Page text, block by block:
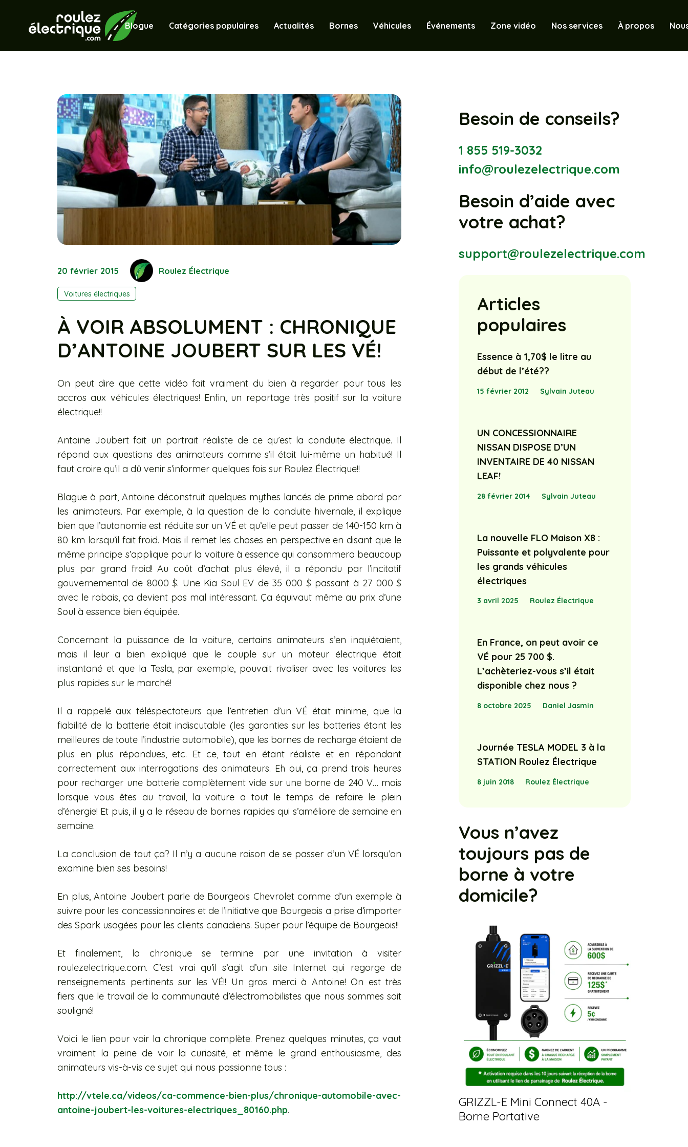
Blogue Catégories populaires Actualités Bornes Véhicules Événements Zone vidéo Nos services À propos
20 février 2015 Roulez Électrique
Voitures électriques
À VOIR ABSOLUMENT : CHRONIQUE
D’ANTOINE JOUBERT SUR LES VÉ!
On peut dire que cette vidéo fait vraiment du bien à regarder pour tous les
accros aux véhicules électriques! Enfin, un reportage très positif sur la voiture
électrique!!
Antoine Joubert fait un portrait réaliste de ce qu’est la conduite électrique. Il
répond aux questions des animateurs comme s’il était lui-même un habitué! Il
faut croire qu’il a dû venir s’informer quelques fois sur Roulez Électrique!!
Blague à part, Antoine déconstruit quelques mythes lancés de prime abord par
les animateurs. Par exemple, à la question de la conduite hivernale, il explique
bien que l’autonomie est réduite sur un VÉ et qu’elle peut passer de 140-150 km à
80 km lorsqu’il fait froid. Mais il remet les choses en perspective en disant que le
même principe s’applique pour la voiture à essence qui consommera beaucoup
plus par grand froid! Au coût d’achat plus élevé, il a répondu par l’incitatif
gouvernemental de 8000 $. Une Kia Soul EV de 35 000 $ passant à 27 000 $
avec le rabais, ça devient pas mal intéressant. Ça équivaut même au prix d’une
Soul à essence bien équipée.
Concernant la puissance de la voiture, certains animateurs s’en inquiétaient,
mais il leur a bien expliqué que le couple sur un moteur électrique était
instantané et que la Tesla, par exemple, pouvait rivaliser avec les voitures les
plus rapides sur le marché!
Il a rappelé aux téléspectateurs que l’entretien d’un VÉ était minime, que la
fiabilité de la batterie était indiscutable (les garanties sur les batteries étant les
meilleures de toute l’industrie automobile), que les bornes de recharge étaient de
plus en plus répandues, etc. Et ce, tout en étant réaliste et en répondant
correctement aux interrogations des animateurs. Eh oui, ça prend trois heures
pour recharger une batterie complètement vide sur une borne de 240 V… mais
lorsque vous êtes au travail, la voiture a tout le temps de refaire le plein
d’énergie! Et puis, il y a le réseau de bornes rapides qui s’améliore de semaine en
semaine.
La conclusion de tout ça? Il n’y a aucune raison de se passer d’un VÉ lorsqu’on
examine bien ses besoins!
En plus, Antoine Joubert parle de Bourgeois Chevrolet comme d’un exemple à
suivre pour les concessionnaires et de l’initiative que Bourgeois a prise d’importer
des Spark usagées pour les clients canadiens. Super pour l’équipe de Bourgeois!!
Et finalement, la chronique se termine par une invitation à visiter
roulezelectrique.com. C’est vrai qu’il s’agit d’un site Internet qui regorge de
renseignements pertinents sur les VÉ!! Un gros merci à Antoine! On est très
fiers que le travail de la communauté d’électromobilistes que nous sommes soit
souligné!
Voici le lien pour voir la chronique complète. Prenez quelques minutes, ça vaut
vraiment la peine de voir la curiosité, et même le grand enthousiasme, des
animateurs vis-à-vis ce sujet qui nous passionne tous :
http://vtele.ca/videos/ca-commence-bien-plus/chronique-automobile-avec-
antoine-joubert-les-voitures-electriques_80160.php.
Besoin de conseils?
1 855 519-3032
info@roulezelectrique.com
Besoin d’aide avec
votre achat?
support@roulezelectrique.com
Articles
populaires
Essence à 1,70$ le litre au
début de l’été??
15 février 2012 Sylvain Juteau
UN CONCESSIONNAIRE
NISSAN DISPOSE D’UN
INVENTAIRE DE 40 NISSAN
LEAF!
28 février 2014 Sylvain Juteau
La nouvelle FLO Maison X8 :
Puissante et polyvalente pour
les grands véhicules
électriques
3 avril 2025 Roulez Électrique
En France, on peut avoir ce
VÉ pour 25 700 $.
L’achèteriez-vous s’il était
disponible chez nous ?
8 octobre 2025 Daniel Jasmin
Journée TESLA MODEL 3 à la
STATION Roulez Électrique
8 juin 2018 Roulez Électrique
Vous n’avez
toujours pas de
borne à votre
domicile?
GRIZZL-E Mini Connect 40A -
Borne Portative